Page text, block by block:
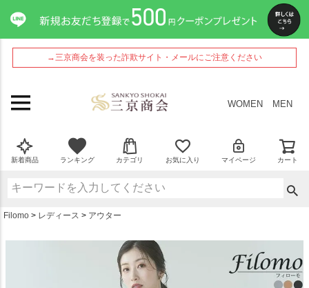
→三京商会を装った詐欺サイト・メールにご注意ください
WOMEN MEN
新着商品 ランキング カテゴリ お気に入り マイページ カート
Filomo レディース アウター
ペー
ジト
ップ
へ